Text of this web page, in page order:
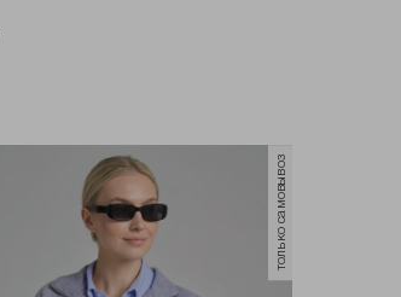
только самовывоз